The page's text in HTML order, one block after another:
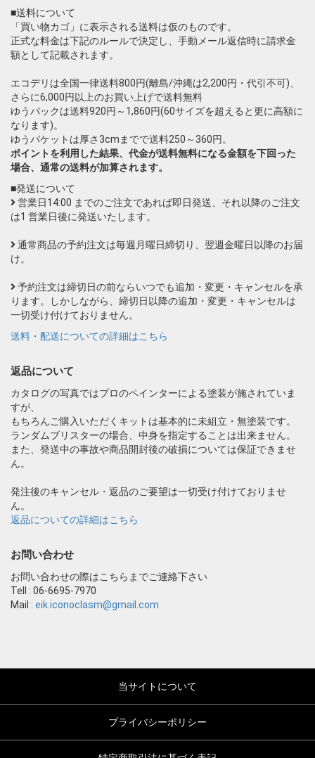
■送料について
「買い物カゴ」に表示される送料は仮のものです。
正式な料金は下記のルールで決定し、手動メール返信時に請求金
額として記載されます。
エコデリは全国一律送料800円(離島/沖縄は2,200円・代引不可)、
さらに6,000円以上のお買い上げで送料無料
ゆうパックは送料920円～1,860円(60サイズを超えると更に高額に
なります)。
ゆうパケットは厚さ3cmまでで送料250～360円。
ポイントを利用した結果、代金が送料無料になる金額を下回った
場合、通常の送料が加算されます。
■発送について
営業日14:00 までのご注文であれば即日発送、それ以降のご注文
は1 営業日後に発送いたします。
通常商品の予約注文は毎週月曜日締切り、翌週金曜日以降のお届
け。
予約注文は締切日の前ならいつでも追加・変更・キャンセルを承
ります。しかしながら、締切日以降の追加・変更・キャンセルは
一切受け付けておりません。
送料・配送についての詳細はこちら
返品について
カタログの写真ではプロのペインターによる塗装が施されていま
すが、
もちろんご購入いただくキットは基本的に未組立・無塗装です。
ランダムブリスターの場合、中身を指定することは出来ません。
また、発送中の事故や商品開封後の破損については保証できませ
ん。
発注後のキャンセル・返品のご要望は一切受け付けておりませ
ん。
返品についての詳細はこちら
お問い合わせ
お問い合わせの際はこちらまでご連絡下さい
Tell : 06-6695-7970
Mail : eik.iconoclasm@gmail.com
当サイトについて
プライバシーポリシー